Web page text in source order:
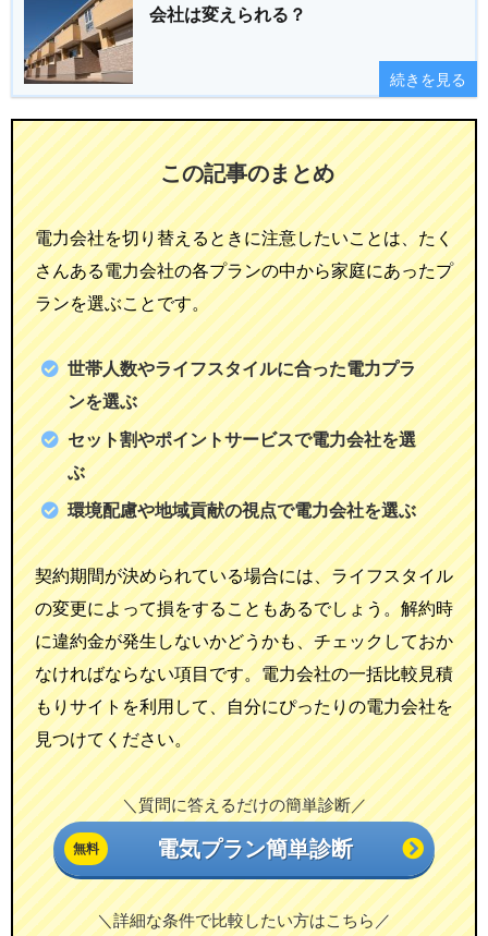
会社は変えられる？
続きを見る
この記事のまとめ
電力会社を切り替えるときに注意したいことは、たく
さんある電力会社の各プランの中から家庭にあったプ
ランを選ぶことです。
世帯人数やライフスタイルに合った電力プラ
ンを選ぶ
セット割やポイントサービスで電力会社を選
ぶ
環境配慮や地域貢献の視点で電力会社を選ぶ
契約期間が決められている場合には、ライフスタイル
の変更によって損をすることもあるでしょう。解約時
に違約金が発生しないかどうかも、チェックしておか
なければならない項目です。電力会社の一括比較見積
もりサイトを利用して、自分にぴったりの電力会社を
見つけてください。
＼質問に答えるだけの簡単診断／
電気プラン簡単診断
＼詳細な条件で比較したい方はこちら／